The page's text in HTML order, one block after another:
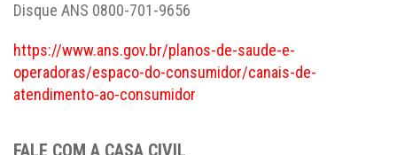
Disque ANS 0800-701-9656
https://www.ans.gov.br/planos-de-saude-e-
operadoras/espaco-do-consumidor/canais-de-
atendimento-ao-consumidor
FALE COM A CASA CIVIL